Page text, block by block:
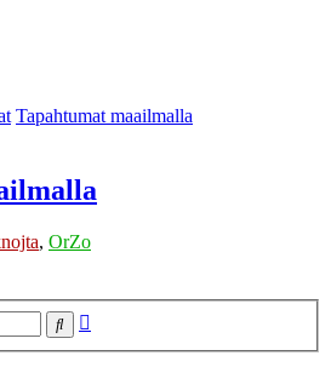
Tapahtumat maailmalla
, OrZo
Etsi